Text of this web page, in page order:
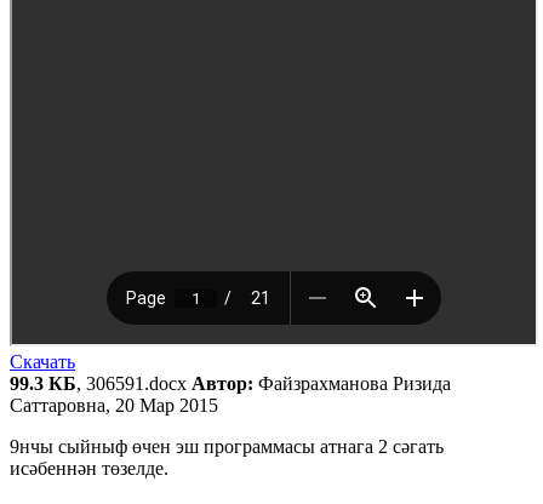
Скачать
99.3 КБ, 306591.docx Автор: Файзрахманова Ризида
Саттаровна, 20 Мар 2015
9нчы сыйныф өчен эш программасы атнага 2 сәгать
исәбеннән төзелде.